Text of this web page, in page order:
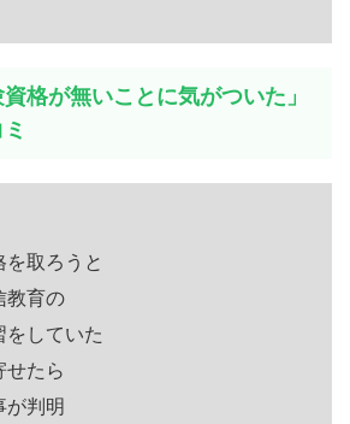
資格が無いことに気がついた」
取ろうと
教育の
していた
せたら
が判明